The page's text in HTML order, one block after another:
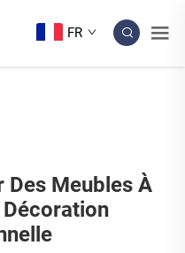
FR
Des Meubles À
Décoration